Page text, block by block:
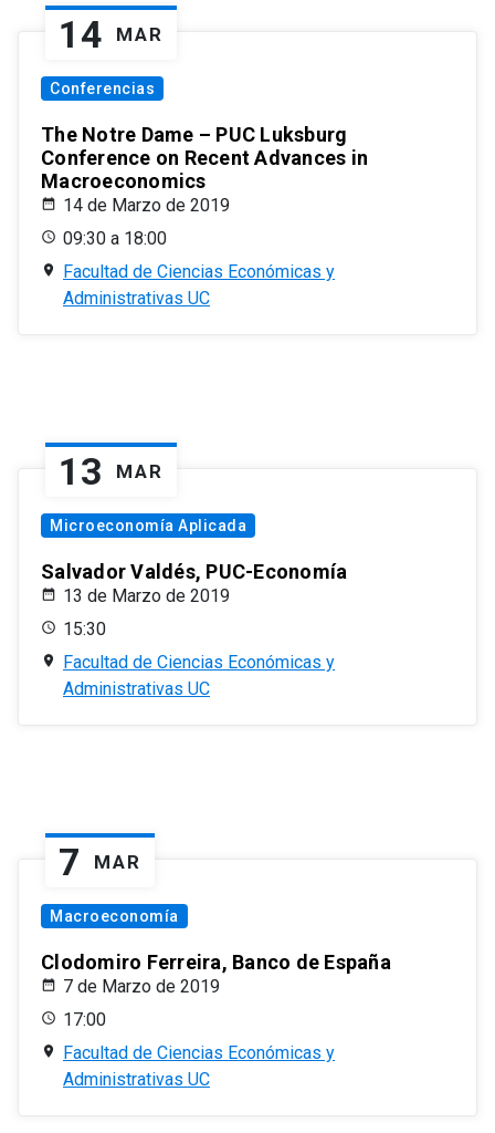
14 MAR
Conferencias
The Notre Dame – PUC Luksburg
Conference on Recent Advances in
Macroeconomics
14 de Marzo de 2019
09:30 a 18:00
Facultad de Ciencias Económicas y
Administrativas UC
13 MAR
Microeconomía Aplicada
Salvador Valdés, PUC-Economía
13 de Marzo de 2019
15:30
Facultad de Ciencias Económicas y
Administrativas UC
7 MAR
Macroeconomía
Clodomiro Ferreira, Banco de España
7 de Marzo de 2019
17:00
Facultad de Ciencias Económicas y
Administrativas UC